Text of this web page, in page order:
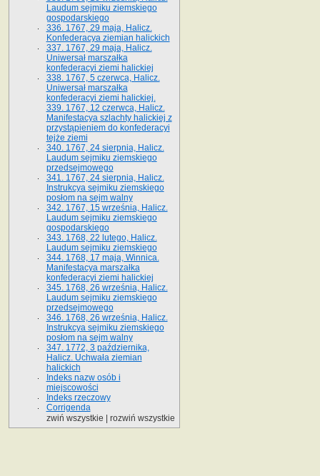
Laudum sejmiku ziemskiego
gospodarskiego
336. 1767, 29 maja, Halicz.
Konfederacya ziemian halickich
337. 1767, 29 maja, Halicz.
Uniwersał marszałka
konfederacyi ziemi halickiej
338. 1767, 5 czerwca, Halicz.
Uniwersał marszałka
konfederacyi ziemi halickiej.
339. 1767, 12 czerwca, Halicz.
Manifestacya szlachty halickiej z
przystąpieniem do konfederacyi
tejże ziemi
340. 1767, 24 sierpnia, Halicz.
Laudum sejmiku ziemskiego
przedsejmowego
341. 1767, 24 sierpnia, Halicz.
Instrukcya sejmiku ziemskiego
posłom na sejm walny
342. 1767, 15 września, Halicz.
Laudum sejmiku ziemskiego
gospodarskiego
343. 1768, 22 lutego, Halicz.
Laudum sejmiku ziemskiego
344. 1768, 17 maja, Winnica.
Manifestacya marszałka
konfederacyi ziemi halickiej
345. 1768, 26 września, Halicz.
Laudum sejmiku ziemskiego
przedsejmowego
346. 1768, 26 września, Halicz.
Instrukcya sejmiku ziemskiego
posłom na sejm walny
347. 1772, 3 października,
Halicz. Uchwała ziemian
halickich
Indeks nazw osób i
miejscowości
Indeks rzeczowy
Corrigenda
zwiń wszystkie
rozwiń wszystkie